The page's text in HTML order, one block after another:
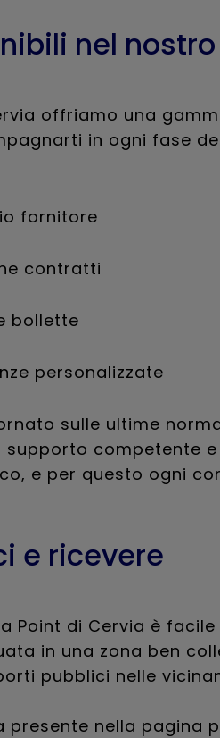
nel nostro
offriamo una
in ogni fase
fornitore
contratti
bollette
personalizzate
sulle ultime
competente e
e per questo ogni
e ricevere
Point di Cervia è facile
in una zona ben
pubblici nelle
nella pagina